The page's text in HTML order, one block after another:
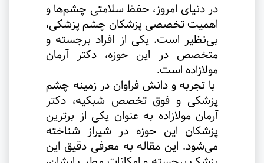
در دنیای امروز، حفظ سلامتی چشم‌ها و
اهمیت تخصصی پزشکان چشم پزشکی،
بی‌نظیر است. یکی از افراد برجسته و
متخصص در این حوزه، دکتر آرمان
مولازاده است.
با تجربه و دانش فراوان در زمینه چشم
پزشکی و فوق تخصص شبکیه، دکتر
آرمان مولازاده به عنوان یکی از برترین
پزشکان این حوزه در شیراز شناخته
می‌شود. این مقاله به معرفی دقیق این